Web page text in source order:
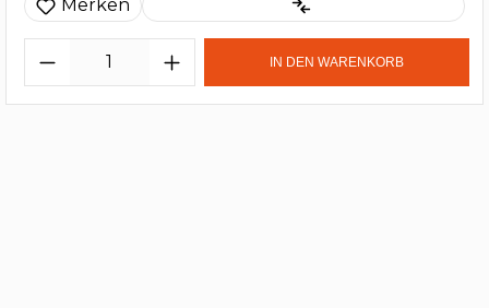
Merken
IN DEN WARENKORB